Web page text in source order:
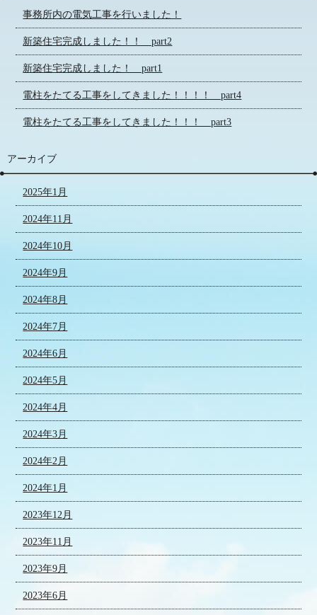
事務所内の電気工事を行いました！
新築住宅完成しました！！ part2
新築住宅完成しました！ part1
電柱をたてる工事をしてきました！！！！ part4
電柱をたてる工事をしてきました！！！ part3
アーカイブ
2025年1月
2024年11月
2024年10月
2024年9月
2024年8月
2024年7月
2024年6月
2024年5月
2024年4月
2024年3月
2024年2月
2024年1月
2023年12月
2023年11月
2023年9月
2023年6月